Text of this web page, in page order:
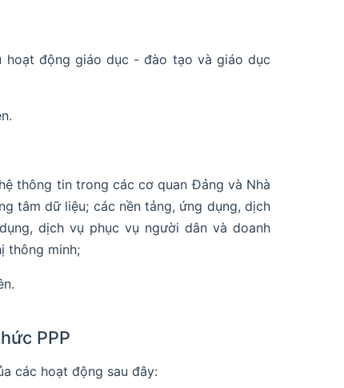
động giáo dục - đào tạo và giáo dục
thông tin trong các cơ quan Đảng và Nhà
tâm dữ liệu; các nền tảng, ứng dụng, dịch
dịch vụ phục vụ người dân và doanh
thông minh;
PPP
các hoạt động sau đây: